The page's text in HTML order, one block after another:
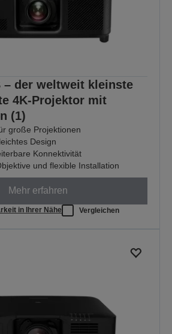
– der weltweit kleinste
4K-Projektor mit
(1)
große Projektionen
Design
Konnektivität
und flexible Installation
Mehr erfahren
in Ihrer Nähe Vergleichen